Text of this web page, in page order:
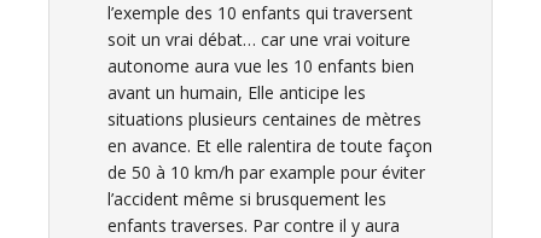
l’exemple des 10 enfants qui traversent
soit un vrai débat… car une vrai voiture
autonome aura vue les 10 enfants bien
avant un humain, Elle anticipe les
situations plusieurs centaines de mètres
en avance. Et elle ralentira de toute façon
de 50 à 10 km/h par example pour éviter
l’accident même si brusquement les
enfants traverses. Par contre il y aura